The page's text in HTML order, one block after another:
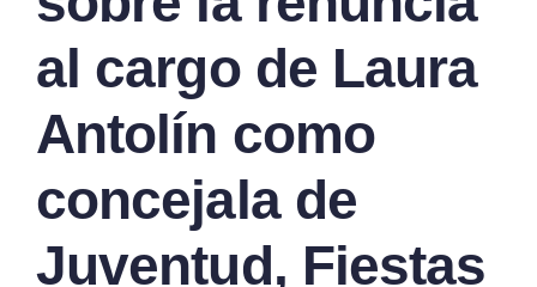
al cargo de Laura
Antolín como
concejala de
Juventud, Fiestas